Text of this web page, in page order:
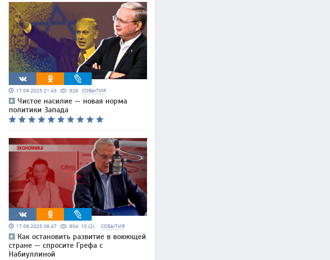
17.09.2025 21:43 829 СОБЫТИЯ
Чистое насилие — новая норма
политики Запада
17.09.2025 06:47 804 10 (2) СОБЫТИЯ
Как остановить развитие в воюющей
стране — спросите Грефа с
Набиуллиной